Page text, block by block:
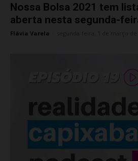
Nossa Bolsa 2021 tem
aberta nesta segunda-
Flávia Varela